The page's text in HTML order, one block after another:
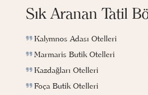
Sık Aranan Tatil
Kalymnos Adası Otelleri
Marmaris Butik Otelleri
Kazdağları Otelleri
Foça Butik Otelleri